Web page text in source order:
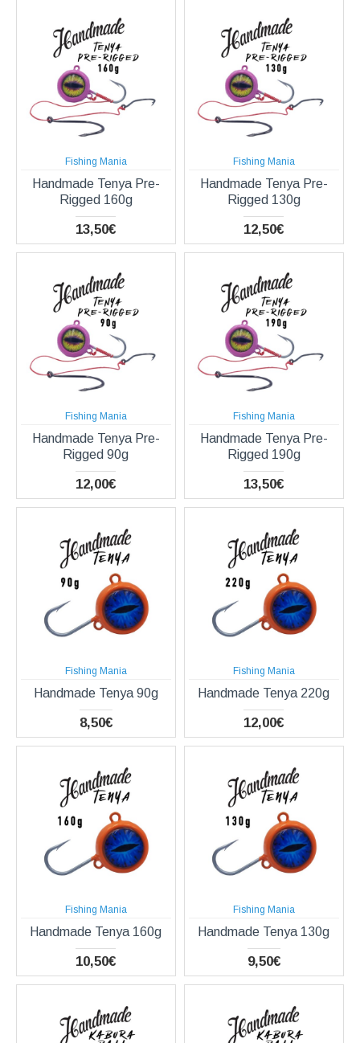
Fishing Mania
Handmade Tenya Pre-
Rigged 160g
13,50€
Fishing Mania
Handmade Tenya Pre-
Rigged 130g
12,50€
Fishing Mania
Handmade Tenya Pre-
Rigged 90g
12,00€
Fishing Mania
Handmade Tenya Pre-
Rigged 190g
13,50€
Fishing Mania
Handmade Tenya 90g
8,50€
Fishing Mania
Handmade Tenya 220g
12,00€
Fishing Mania
Handmade Tenya 160g
10,50€
Fishing Mania
Handmade Tenya 130g
9,50€